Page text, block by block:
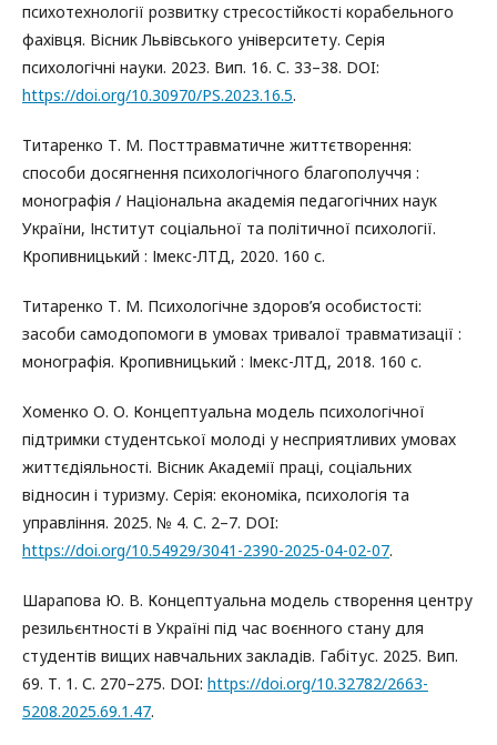
психотехнології розвитку стресостійкості корабельного
фахівця. Вісник Львівського університету. Серія
психологічні науки. 2023. Вип. 16. С. 33–38. DOI:
https://doi.org/10.30970/PS.2023.16.5.
Титаренко Т. М. Посттравматичне життєтворення:
способи досягнення психологічного благополуччя :
монографія / Національна академія педагогічних наук
України, Інститут соціальної та політичної психології.
Кропивницький : Імекс-ЛТД, 2020. 160 с.
Титаренко Т. М. Психологічне здоров’я особистості:
засоби самодопомоги в умовах тривалої травматизації :
монографія. Кропивницький : Імекс-ЛТД, 2018. 160 с.
Хоменко О. О. Концептуальна модель психологічної
підтримки студентської молоді у несприятливих умовах
життєдіяльності. Вісник Академії праці, соціальних
відносин і туризму. Серія: економіка, психологія та
управління. 2025. № 4. С. 2–7. DOI:
https://doi.org/10.54929/3041-2390-2025-04-02-07.
Шарапова Ю. В. Концептуальна модель створення центру
резильєнтності в Україні під час воєнного стану для
студентів вищих навчальних закладів. Габітус. 2025. Вип.
69. Т. 1. С. 270–275. DOI: https://doi.org/10.32782/2663-
5208.2025.69.1.47.